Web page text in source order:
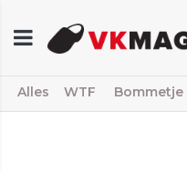
Alles WTF Bommetje